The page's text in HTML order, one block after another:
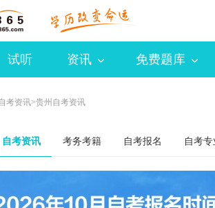
试听 资讯 免费题库
考资讯>贵州自考资讯
自考资讯 考务考籍 自考报名 自考专